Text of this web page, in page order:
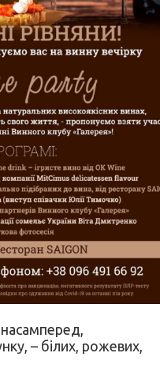
– білих, рожевих,